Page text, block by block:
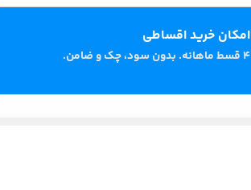
امکان خرید اقساطی
۴ قسط ماهانه. بدون سود، چک و ضامن.